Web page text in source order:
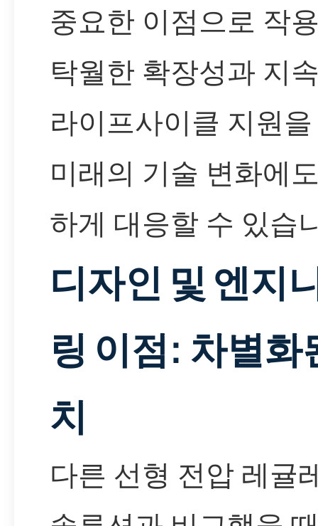
중요한 이점으로 작
탁월한 확장성과 지
라이프사이클 지원
미래의 기술 변화에
하게 대응할 수 있습
디자인 및 엔지
링 이점: 차별화
치
다른 선형 전압 레귤